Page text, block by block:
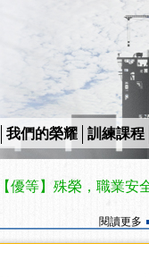
我們的榮耀 訓練課程
殊榮，職業安全衛生
閱讀更多
通知
行通知
官網看看吧！
管」安全衛生教育訓練